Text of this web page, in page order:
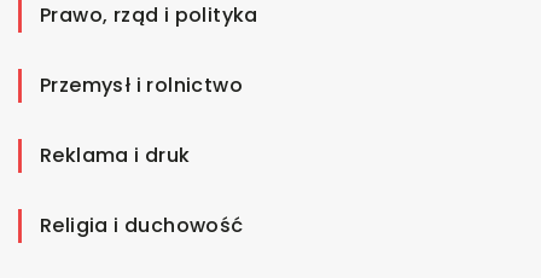
Prawo, rząd i polityka
Przemysł i rolnictwo
Reklama i druk
Religia i duchowość